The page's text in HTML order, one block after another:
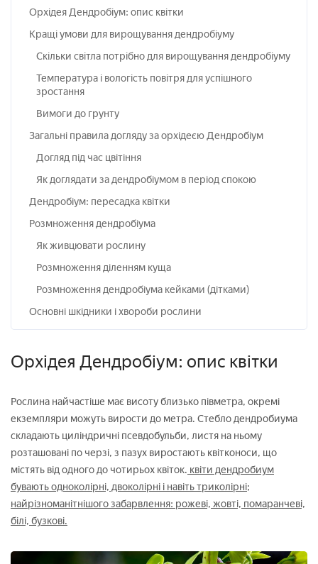
Орхідея Дендробіум: опис квітки
Кращі умови для вирощування дендробіуму
Скільки світла потрібно для вирощування дендробіуму
Температура і вологість повітря для успішного
зростання
Вимоги до грунту
Загальні правила догляду за орхідеєю Дендробіум
Догляд під час цвітіння
Як доглядати за дендробіумом в період спокою
Дендробіум: пересадка квітки
Розмноження дендробіума
Як живцювати рослину
Розмноження діленням куща
Розмноження дендробіума кейками (дітками)
Основні шкідники і хвороби рослини
Орхідея Дендробіум: опис квітки
Рослина найчастіше має висоту близько півметра, окремі
екземпляри можуть вирости до метра. Стебло дендробиума
складають циліндричні псевдобульби, листя на ньому
розташовані по черзі, з пазух виростають квітконоси, що
містять від одного до чотирьох квіток. квіти дендробиум
бувають одноколірні, двоколірні і навіть триколірні;
найрізноманітнішого забарвлення: рожеві, жовті, помаранчеві,
білі, бузкові.